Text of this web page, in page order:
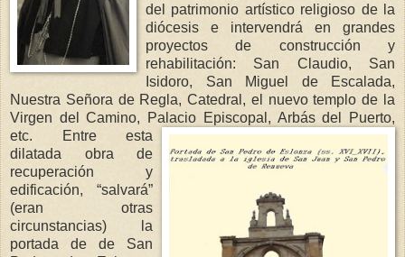
del patrimonio artístico religioso de la
diócesis e intervendrá en grandes
proyectos de construcción y
rehabilitación: San Claudio, San
Isidoro, San Miguel de Escalada,
Nuestra Señora de Regla, Catedral, el nuevo templo de la
Virgen del Camino, Palacio Episcopal, Arbás del Puerto,
etc. Entre esta
dilatada obra de
recuperación y
edificación, “salvará”
(eran otras
circunstancias) la
portada de de San